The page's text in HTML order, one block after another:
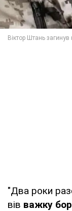
"Два роки
вів важку